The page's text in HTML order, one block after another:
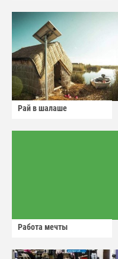
Рай в шалаше
Работа мечты